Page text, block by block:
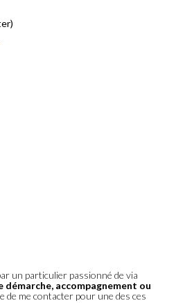
un particulier passionné de via
démarche, accompagnement ou
de me contacter pour une des ces